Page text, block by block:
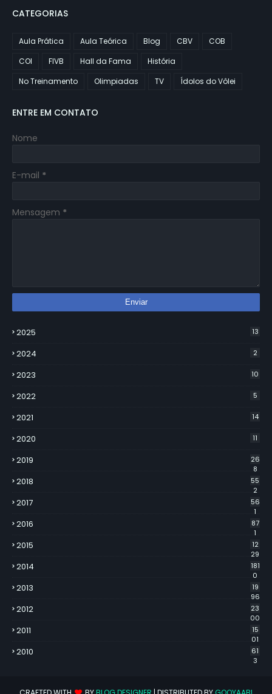
CATEGORIAS
Aula Prática Aula Teórica Blog CBV
COB
COI
FIVB Hall da Fama
História
No Treinamento
Olimpiadas TV Ídolos do Vôlei
ENTRE EM CONTATO
Nome
E-mail *
Mensagem *
2025 13
2024 2
2023 10
2022 5
2021 14
2020 11
2019
26
8
2018
55
2
2017
56
1
2016
87
1
2015
12
29
2014
181
0
2013
19
96
2012
23
00
2011
15
01
2010
61
3